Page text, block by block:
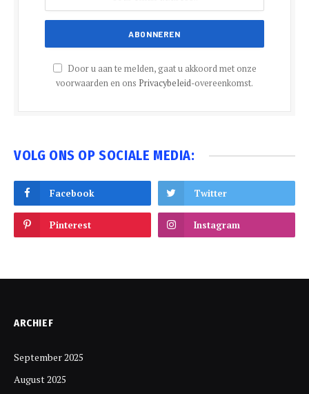
Door u aan te melden, gaat u akkoord met onze
voorwaarden en ons Privacybeleid-overeenkomst.
VOLG ONS OP SOCIALE MEDIA:
Facebook Twitter
Pinterest Instagram
ARCHIEF
September 2025
August 2025